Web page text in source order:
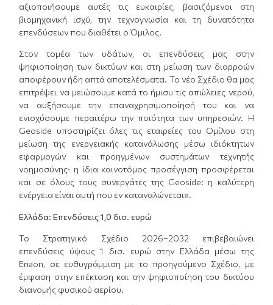
αξιοποιήσουμε αυτές τις ευκαιρίες, βασιζόμενοι στη
βιομηχανική ισχύ, την τεχνογνωσία και τη δυνατότητα
επενδύσεων που διαθέτει ο Όμιλος.
Στον τομέα των υδάτων, οι επενδύσεις μας στην
ψηφιοποίηση των δικτύων και στη μείωση των διαρροών
αποφέρουν ήδη απτά αποτελέσματα. Το νέο Σχέδιο θα μας
επιτρέψει να μειώσουμε κατά το ήμισυ τις απώλειες νερού,
να αυξήσουμε την επαναχρησιμοποίησή του και να
ενισχύσουμε περαιτέρω την ποιότητα των υπηρεσιών. Η
Geoside υποστηρίζει όλες τις εταιρείες του Ομίλου στη
μείωση της ενεργειακής κατανάλωσης μέσω ιδιόκτητων
εφαρμογών και προηγμένων συστημάτων τεχνητής
νοημοσύνης· η ίδια καινοτόμος προσέγγιση προσφέρεται
και σε όλους τους συνεργάτες της Geoside: η καλύτερη
ενέργεια είναι αυτή που εν καταναλώνεται».
Ελλάδα: Επενδύσεις 1,0 δισ. ευρώ
Το Στρατηγικό Σχέδιο 2026–2032 επιβεβαιώνει
επενδύσεις ύψους 1 δισ. ευρώ στην Ελλάδα μέσω της
Enaon, σε ευθυγράμμιση με το προηγούμενο Σχέδιο, με
έμφαση στην επέκταση και την ψηφιοποίηση του δικτύου
διανομής φυσικού αερίου.